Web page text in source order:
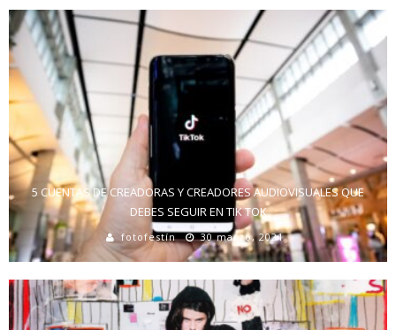
5 CUENTAS DE CREADORAS Y CREADORES AUDIOVISUALES QUE
DEBES SEGUIR EN TIK TOK
fotofestín 30 marzo, 2021